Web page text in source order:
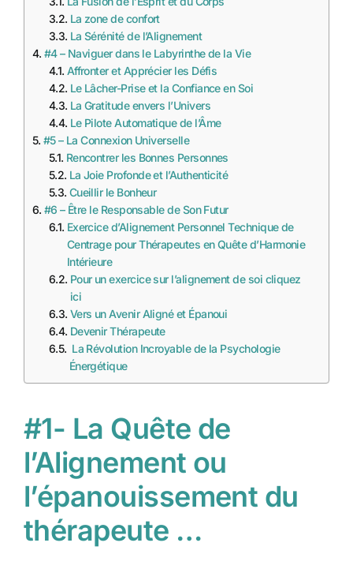
La zone de confort
La Sérénité de l’Alignement
#4 – Naviguer dans le Labyrinthe de la Vie
Affronter et Apprécier les Défis
Le Lâcher-Prise et la Confiance en Soi
La Gratitude envers l’Univers
Le Pilote Automatique de l’Âme
#5 – La Connexion Universelle
Rencontrer les Bonnes Personnes
La Joie Profonde et l’Authenticité
Cueillir le Bonheur
#6 – Être le Responsable de Son Futur
Exercice d’Alignement Personnel Technique de
Centrage pour Thérapeutes en Quête d’Harmonie
Intérieure
Pour un exercice sur l’alignement de soi cliquez
ici
Vers un Avenir Aligné et Épanoui
Devenir Thérapeute
La Révolution Incroyable de la Psychologie
Énergétique
#1- La Quête de
l’Alignement ou
l’épanouissement du
thérapeute …